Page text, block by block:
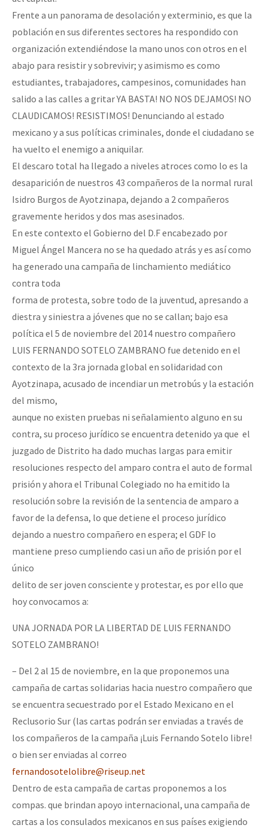
Frente a un panorama de desolación y exterminio, es que la
población en sus diferentes sectores ha respondido con
organización extendiéndose la mano unos con otros en el
abajo para resistir y sobrevivir; y asimismo es como
estudiantes, trabajadores, campesinos, comunidades han
salido a las calles a gritar YA BASTA! NO NOS DEJAMOS! NO
CLAUDICAMOS! RESISTIMOS! Denunciando al estado
mexicano y a sus políticas criminales, donde el ciudadano se
ha vuelto el enemigo a aniquilar.
El descaro total ha llegado a niveles atroces como lo es la
desaparición de nuestros 43 compañeros de la normal rural
Isidro Burgos de Ayotzinapa, dejando a 2 compañeros
gravemente heridos y dos mas asesinados.
En este contexto el Gobierno del D.F encabezado por
Miguel Ángel Mancera no se ha quedado atrás y es así como
ha generado una campaña de linchamiento mediático
contra toda
forma de protesta, sobre todo de la juventud, apresando a
diestra y siniestra a jóvenes que no se callan; bajo esa
política el 5 de noviembre del 2014 nuestro compañero
LUIS FERNANDO SOTELO ZAMBRANO fue detenido en el
contexto de la 3ra jornada global en solidaridad con
Ayotzinapa, acusado de incendiar un metrobús y la estación
del mismo,
aunque no existen pruebas ni señalamiento alguno en su
contra, su proceso jurídico se encuentra detenido ya que el
juzgado de Distrito ha dado muchas largas para emitir
resoluciones respecto del amparo contra el auto de formal
prisión y ahora el Tribunal Colegiado no ha emitido la
resolución sobre la revisión de la sentencia de amparo a
favor de la defensa, lo que detiene el proceso jurídico
dejando a nuestro compañero en espera; el GDF lo
mantiene preso cumpliendo casi un año de prisión por el
único
delito de ser joven consciente y protestar, es por ello que
hoy convocamos a:
UNA JORNADA POR LA LIBERTAD DE LUIS FERNANDO
SOTELO ZAMBRANO!
– Del 2 al 15 de noviembre, en la que proponemos una
campaña de cartas solidarias hacia nuestro compañero que
se encuentra secuestrado por el Estado Mexicano en el
Reclusorio Sur (las cartas podrán ser enviadas a través de
los compañeros de la campaña ¡Luis Fernando Sotelo libre!
o bien ser enviadas al correo
fernandosotelolibre@riseup.net
Dentro de esta campaña de cartas proponemos a los
compas. que brindan apoyo internacional, una campaña de
cartas a los consulados mexicanos en sus países exigiendo